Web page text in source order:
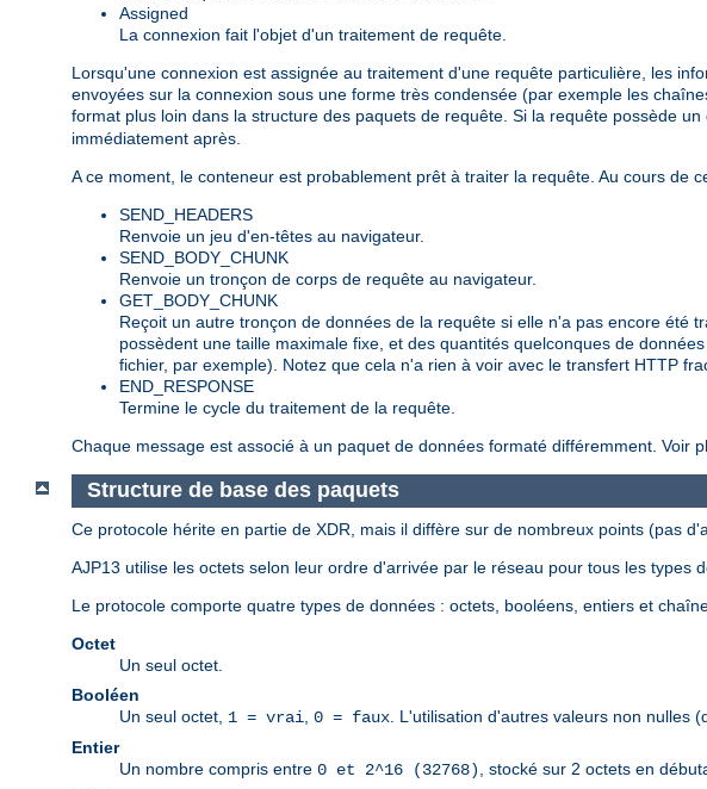
Assigned
La connexion fait l'objet d'un traitement de requête.
Lorsqu'une connexion est assignée au traitement d'une requête particulière, les
envoyées sur la connexion sous une forme très condensée (par exemple les
format plus loin dans la structure des paquets de requête. Si la requête possède un
immédiatement après.
A ce moment, le conteneur est probablement prêt à traiter la requête. Au cours de
SEND_HEADERS
Renvoie un jeu d'en-têtes au navigateur.
SEND_BODY_CHUNK
Renvoie un tronçon de corps de requête au navigateur.
GET_BODY_CHUNK
Reçoit un autre tronçon de données de la requête si elle n'a pas encore été
possèdent une taille maximale fixe, et des quantités quelconques de
fichier, par exemple). Notez que cela n'a rien à voir avec le transfert HTTP
END_RESPONSE
Termine le cycle du traitement de la requête.
Chaque message est associé à un paquet de données formaté différemment. Voir
Structure de base des paquets
Ce protocole hérite en partie de XDR, mais il diffère sur de nombreux points (pas
AJP13 utilise les octets selon leur ordre d'arrivée par le réseau pour tous les types
Le protocole comporte quatre types de données : octets, booléens, entiers et
Octet
Un seul octet.
Booléen
Un seul octet, 1 = vrai 0 = faux . L'utilisation d'autres valeurs non nulles
Entier
Un nombre compris entre 0 et 2^16 (32768)
, stocké sur 2 octets en